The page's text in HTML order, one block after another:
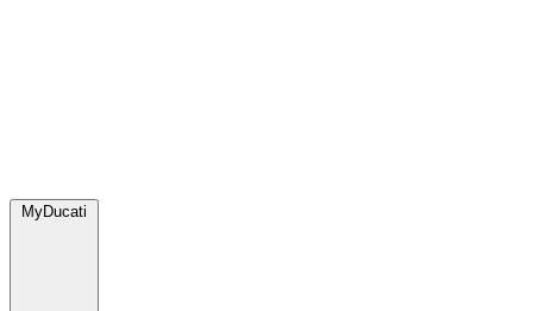
MyDucati